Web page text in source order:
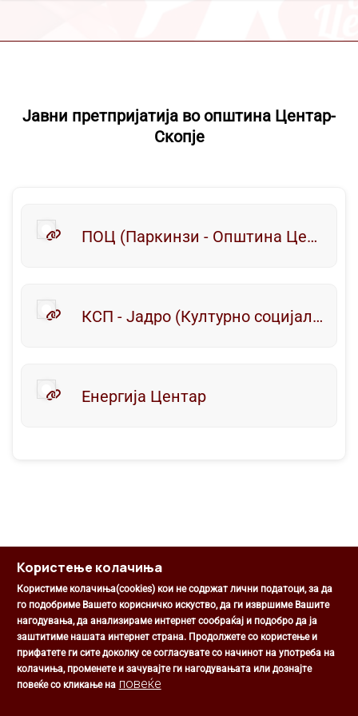
Јавни претпријатија во општина Центар-
Скопје
ПОЦ (Паркинзи - Општина Центар)
КСП - Јадро (Културно социјален простор - Јадро)
Енергија Центар
Општина Центар
Михаил Цоков бр. 1, Скопје
Скопје, РС Македонија
+389 2 3203 693
+389 2 3203 600
Користење колачиња
Користиме колачиња(cookies) кои не содржат лични податоци, за да
го подобриме Вашето корисничко искуство, да ги извршиме Вашите
нагодувања, да анализираме интернет сообраќај и подобро да ја
заштитиме нашата интернет страна. Продолжете со користење и
прифатете ги сите доколку се согласувате со начинот на употреба на
колачиња, променете и зачувајте ги нагодувањата или дознајте
повеќе со кликање на повеќе